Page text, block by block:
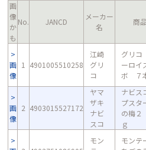
画
像
か
も
No. JANCD
メーカー
名
商
画
像
1 4901005510258
江崎
グリ
コ
グリ
ーロイ
ボ ７
画
像
2 4903015527172
ヤマ
ザキ
ナビ
スコ
ナビ
プスタ
の梅
ｇ
モン
モン